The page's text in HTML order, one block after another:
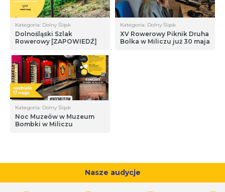
Kategoria: Dolny Śląsk
Dolnośląski Szlak
Rowerowy [ZAPOWIEDŹ]
Kategoria: Dolny Śląsk
XV Rowerowy Piknik Druha
Bolka w Miliczu już 30 maja
Kategoria: Dolny Śląsk
Noc Muzeów w Muzeum
Bombki w Miliczu
Nasze audycje